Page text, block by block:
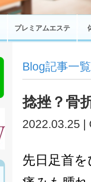
プレミアムエステ
Blog記事一覧
捻挫？骨
2022.03.25
先日足首